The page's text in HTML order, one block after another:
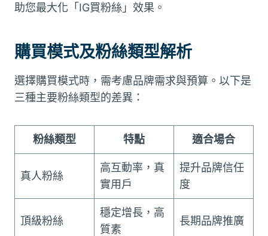
助您最大化「IG買粉絲」效果。
購買模式及粉絲類型解析
選擇購買模式時，需考慮品牌需求與預算。以下是
三種主要粉絲類型的差異：
粉絲類型 特點 適合場合
真人粉絲
高互動率，真
實用戶
提升品牌信任
度
頂級粉絲
穩定增長，高
質素
長期品牌推廣